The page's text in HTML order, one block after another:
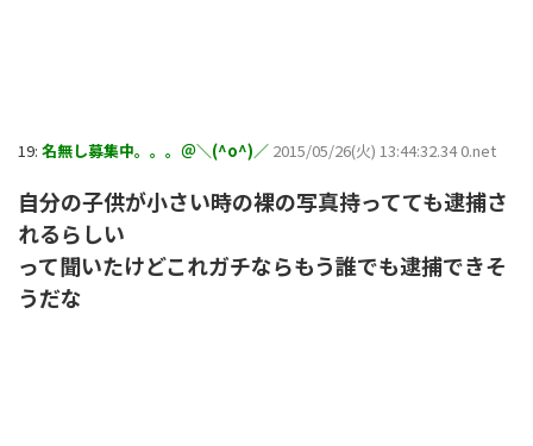
19: 名無し募集中。。。＠＼(^o^)／ 2015/05/26(火) 13:44:32.34 0.net
自分の子供が小さい時の裸の写真持ってても逮捕さ
れるらしい
って聞いたけどこれガチならもう誰でも逮捕できそ
うだな